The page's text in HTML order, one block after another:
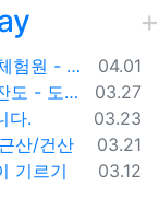
등록일
04.01
소똥령 구름다리 -소똥령 - 유아숲체험원 - 장신유원지 / 캠핑장
등록일
03.27
단양 스카이워크 전망대 - 단양강 잔도 - 도담삼봉 / 석문 - 영월 청령포 입장료 주차료
등록일
03.23
다.
등록일
03.21
산/건산
등록일
03.12
기르기